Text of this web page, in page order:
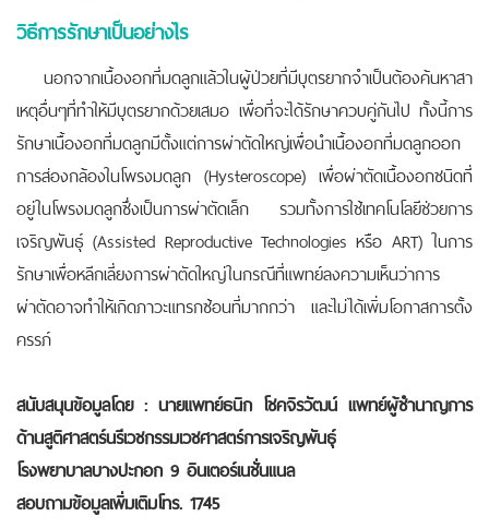
วิธีการรักษาเป็นอย่างไร
นอกจากเนื้องอกที่มดลูกแล้วในผู้ป่วยที่มีบุตรยากจำเป็นต้องค้นหาสา
เหตุอื่นๆที่ทำให้มีบุตรยากด้วยเสมอ เพื่อที่จะได้รักษาควบคู่กันไป ทั้งนี้การ
รักษาเนื้องอกที่มดลูกมีตั้งแต่การผ่าตัดใหญ่เพื่อนำเนื้องอกที่มดลูกออก
การส่องกล้องในโพรงมดลูก (Hysteroscope) เพื่อผ่าตัดเนื้องอกชนิดที่
อยู่ในโพรงมดลูกซึ่งเป็นการผ่าตัดเล็ก รวมทั้งการใช้เทคโนโลยีช่วยการ
เจริญพันธุ์ (Assisted Reproductive Technologies หรือ ART) ในการ
รักษาเพื่อหลีกเลี่ยงการผ่าตัดใหญ่ในกรณีที่แพทย์ลงความเห็นว่าการ
ผ่าตัดอาจทำให้เกิดภาวะแทรกซ้อนที่มากกว่า และไม่ได้เพิ่มโอกาสการตั้ง
ครรภ์
สนับสนุนข้อมูลโดย : นายแพทย์ธนิก โชคจิรวัฒน์ แพทย์ผู้ชำนาญการ
ด้านสูติศาสตร์นรีเวชกรรมเวชศาสตร์การเจริญพันธุ์
โรงพยาบาลบางปะกอก 9 อินเตอร์เนชั่นแนล
สอบถามข้อมูลเพิ่มเติมโทร. 1745